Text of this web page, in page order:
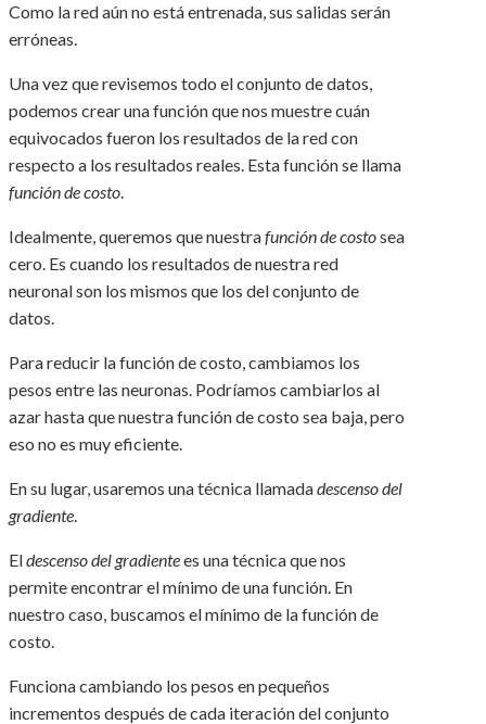
Como la red aún no está entrenada, sus salidas serán
erróneas.
Una vez que revisemos todo el conjunto de datos,
podemos crear una función que nos muestre cuán
equivocados fueron los resultados de la red con
respecto a los resultados reales. Esta función se llama
función de costo.
Idealmente, queremos que nuestrafunción de costosea
cero. Es cuando los resultados de nuestra red
neuronal son los mismos que los del conjunto de
datos.
Para reducir la función de costo, cambiamos los
pesos entre las neuronas. Podríamos cambiarlos al
azar hasta que nuestra función de costo sea baja, pero
eso no es muy eficiente.
En su lugar, usaremos una técnica llamadadescenso del
gradiente.
Eldescenso del gradientees una técnica que nos
permite encontrar el mínimo de una función. En
nuestro caso, buscamos el mínimo de la función de
costo.
Funciona cambiando los pesos en pequeños
incrementos después de cada iteración del conjunto